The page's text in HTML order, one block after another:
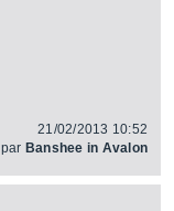
21/02/2013 10:52
par Banshee in Avalon